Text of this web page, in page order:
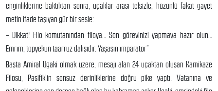
enginliklerine baktıktan sonra, uçaklar arası telsizle, hüzünlü fakat gayet
metin ifade taşıyan gür bir sesle:
– Dikkat! Filo komutanından filoya… Son görevinizi yapmaya hazır olun…
Emrim, topyekün taarruz dalışıdır. Yaşasın imparator”
Başta Amiral Ugaki olmak üzere, mesajı alan 24 uçaktan oluşan Kamikaze
Filosu, Pasifik’in sonsuz derinliklerine doğru pike yaptı. Vatanına ve